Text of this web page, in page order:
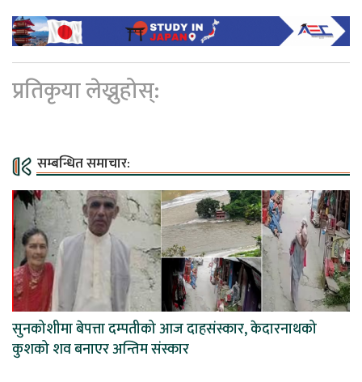
प्रतिकृया लेख्नुहोस्:
सम्बन्धित समाचार:
सुनकोशीमा बेपत्ता दम्पतीको आज दाहसंस्कार, केदारनाथको
कुशको शव बनाएर अन्तिम संस्कार